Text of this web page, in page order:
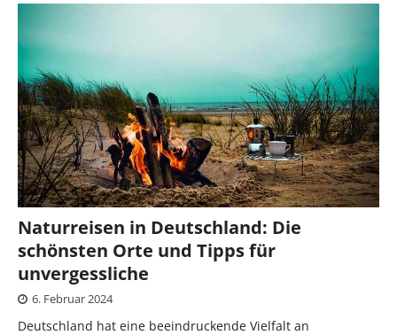
Naturreisen in Deutschland: Die
schönsten Orte und Tipps für
unvergessliche
6. Februar 2024
Deutschland hat eine beeindruckende Vielfalt an